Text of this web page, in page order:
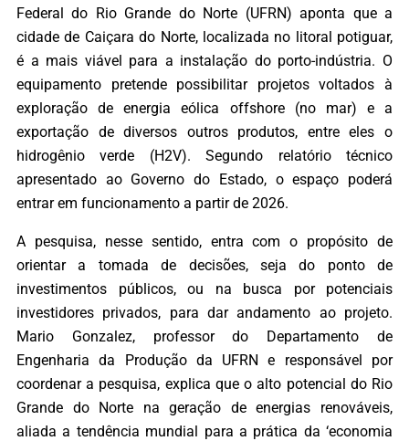
Federal do Rio Grande do Norte (UFRN) aponta que a
cidade de Caiçara do Norte, localizada no litoral potiguar,
é a mais viável para a instalação do porto-indústria. O
equipamento pretende possibilitar projetos voltados à
exploração de energia eólica offshore (no mar) e a
exportação de diversos outros produtos, entre eles o
hidrogênio verde (H2V). Segundo relatório técnico
apresentado ao Governo do Estado, o espaço poderá
entrar em funcionamento a partir de 2026.
A pesquisa, nesse sentido, entra com o propósito de
orientar a tomada de decisões, seja do ponto de
investimentos públicos, ou na busca por potenciais
investidores privados, para dar andamento ao projeto.
Mario Gonzalez, professor do Departamento de
Engenharia da Produção da UFRN e responsável por
coordenar a pesquisa, explica que o alto potencial do Rio
Grande do Norte na geração de energias renováveis,
aliada a tendência mundial para a prática da ‘economia